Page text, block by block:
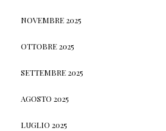
NOVEMBRE 2025
OTTOBRE 2025
SETTEMBRE 2025
AGOSTO 2025
LUGLIO 2025